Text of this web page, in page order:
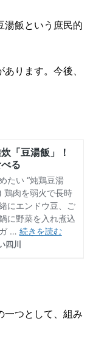
湯飯という庶民的
ります。今後、
一つとして、組み